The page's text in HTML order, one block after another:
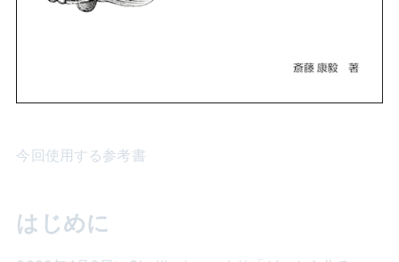
今回使用する参考書
はじめに